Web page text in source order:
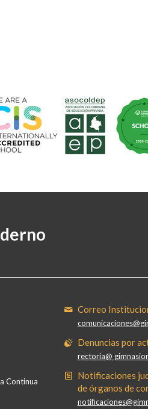
Continua
Correo
Denuncias por
rectoria@
Notificaciones
de órganos de